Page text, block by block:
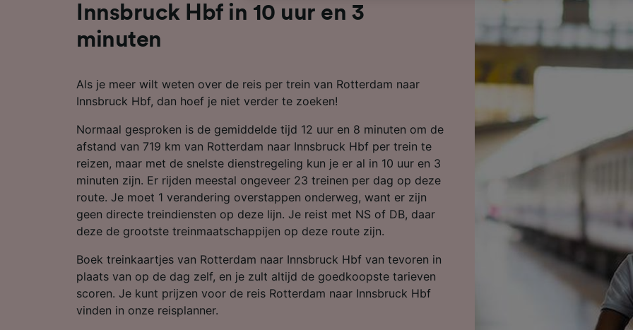
Innsbruck Hbf in 10 uur en 3
minuten
Als je meer wilt weten over de reis per trein van Rotterdam naar
Innsbruck Hbf, dan hoef je niet verder te zoeken!
Normaal gesproken is de gemiddelde tijd 12 uur en 8 minuten om de
afstand van 719 km van Rotterdam naar Innsbruck Hbf per trein te
reizen, maar met de snelste dienstregeling kun je er al in 10 uur en 3
minuten zijn. Er rijden meestal ongeveer 23 treinen per dag op deze
route. Je moet 1 verandering overstappen onderweg, want er zijn
geen directe treindiensten op deze lijn. Je reist met NS of DB, daar
deze de grootste treinmaatschappijen op deze route zijn.
Boek treinkaartjes van Rotterdam naar Innsbruck Hbf van tevoren in
plaats van op de dag zelf, en je zult altijd de goedkoopste tarieven
scoren. Je kunt prijzen voor de reis Rotterdam naar Innsbruck Hbf
vinden in onze reisplanner.
elk moment wijzigen op de pagina met onze privacyverklaring.
keuzes worden aan onze partners doorgegeven en hebben geen
op browsegegevens. Je gegevens worden niet gebruikt voor
je ons hebt gevraagd om je niet te volgen.
Wij en onze partners verwerken gegevens voor de volgende
Precieze geolocatiegegevens gebruiken. De apparaatkenmerken
scannen ter identificatie. Informatie op een apparaat opslaan en/of
openen. Gepersonaliseerde advertenties en content, advertentie-
contentmetingen, doelgroepenonderzoek en ontwikkeling van
Partnerlijst (derden)